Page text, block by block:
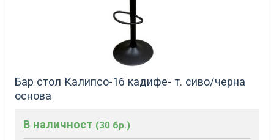
Бар стол Калипсо-16 кадифе- т. сиво/черна
основа
В наличност (30 бр.)